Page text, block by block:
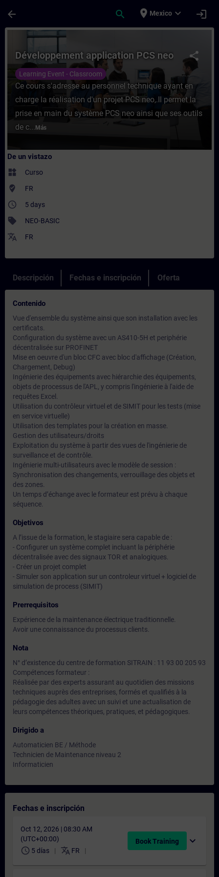
arrow_back search place Mexico expand_more login
Curso - Développement application
share
Développement application PCS neo
Learning Event - Classroom
Ce cours s'adresse au personnel technique ayant en
charge la réalisation d'un projet PCS neo,.Il permet la
prise en main du système PCS neo ainsi que ses outils
de c... Más
De un vistazo
widgets Curso
where_to_vote FR
access_time 5 days
sell NEO-BASIC
translate FR
Descripción Fechas e inscripción Oferta
Contenido
Vue d'ensemble du système ainsi que son installation avec les
certificats.
Configuration du système avec un AS410-5H et periphérie
décentralisée sur PROFINET
Mise en oeuvre d'un bloc CFC avec bloc d'affichage (Création,
Chargement, Debug)
Ingénierie des équipements avec hiérarchie des équipements,
objets de processus de l'APL, y compris l'ingénierie à l'aide de
requêtes Excel.
Utilisation du contrôleur virtuel et de SIMIT pour les tests (mise
en service virtuelle)
Utilisation des templates pour la création en masse.
Gestion des utilisateurs/droits
Exploitation du système à partir des vues de l'ingénierie de
surveillance et de contrôle.
Ingénierie multi-utilisateurs avec le modèle de session :
Synchronisation des changements, verrouillage des objets et
des zones.
Un temps d’échange avec le formateur est prévu à chaque
séquence.
Objetivos
A l’issue de la formation, le stagiaire sera capable de :
- Configurer un système complet incluant la périphérie
décentralisée avec des signaux TOR et analogiques.
- Créer un projet complet
- Simuler son application sur un controleur virtuel + logiciel de
simulation de process (SIMIT)
Prerrequisitos
Expérience de la maintenance électrique traditionnelle.
Avoir une connaissance du processus clients.
Nota
N° d’existence du centre de formation SITRAIN : 11 93 00 205 93
Compétences formateur :
Réalisée par des experts assurant au quotidien des missions
techniques auprès des entreprises, formés et qualifiés à la
pédagogie des adultes avec un suivi et une actualisation de
leurs compétences théoriques, pratiques, et pédagogiques.
Dirigido a
Automaticien BE / Méthode
Technicien de Maintenance niveau 2
Informaticien
Fechas e inscripción
Oct 12, 2026 | 08:30 AM
(UTC+00:00)
schedule 5 días translate FR
Book Training expand_more